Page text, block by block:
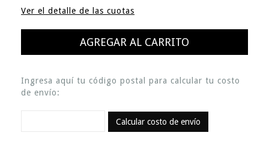
Ver el detalle de las cuotas
Ingresa aquí tu código postal para calcular tu costo
de envío:
Calcular costo de envío